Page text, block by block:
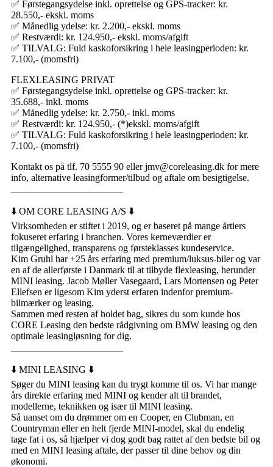
✅ Førstegangsydelse inkl. oprettelse og GPS-tracker: kr.
28.550,- ekskl. moms
✅ Månedlig ydelse: kr. 2.200,- ekskl. moms
✅ Restværdi: kr. 124.950,- ekskl. moms/afgift
✅ TILVALG: Fuld kaskoforsikring i hele leasingperioden: kr.
7.100,- (momsfri)
FLEXLEASING PRIVAT
✅ Førstegangsydelse inkl. oprettelse og GPS-tracker: kr.
35.688,- inkl. moms
✅ Månedlig ydelse: kr. 2.750,- inkl. moms
✅ Restværdi: kr. 124.950,- (*)ekskl. moms/afgift
✅ TILVALG: Fuld kaskoforsikring i hele leasingperioden: kr.
7.100,- (momsfri)
Kontakt os på tlf. 70 5555 90 eller jmv@coreleasing.dk for mere
info, alternative leasingformer/tilbud og aftale om besigtigelse.
⬇️ OM CORE LEASING A/S ⬇️
Virksomheden er stiftet i 2019, og er baseret på mange årtiers
fokuseret erfaring i branchen. Vores kerneværdier er
tilgængelighed, transparens og førsteklasses kundeservice.
Kim Gruhl har +25 års erfaring med premium/luksus-biler og var
en af de allerførste i Danmark til at tilbyde flexleasing, herunder
MINI leasing. Jacob Møller Vasegaard, Lars Mortensen og Peter
Ellefsen er ligesom Kim yderst erfaren indenfor premium-
bilmærker og leasing.
Sammen med resten af holdet bag, sikres du som kunde hos
CORE Leasing den bedste rådgivning om BMW leasing og den
optimale leasingløsning for dig.
⬇️ MINI LEASING ⬇️
Søger du MINI leasing kan du trygt komme til os. Vi har mange
års direkte erfaring med MINI og kender alt til brandet,
modellerne, teknikken og især til MINI leasing.
Så uanset om du drømmer om en Cooper, en Clubman, en
Countryman eller en helt fjerde MINI-model, skal du endelig
tage fat i os, så hjælper vi dog godt bag rattet af den bedste bil og
med en MINI leasing aftale, der passer til dine behov og din
økonomi.